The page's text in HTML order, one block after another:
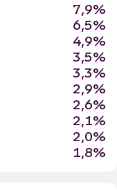
7,9%
6,5%
4,9%
3,5%
3,3%
2,9%
2,6%
2,1%
2,0%
1,8%